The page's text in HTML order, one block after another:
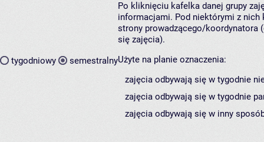
tygodniowy semestralny
Po kliknięciu kafelka danej grupy
informacjami. Pod niektórymi z nich
strony prowadzącego/koordynatora
się zajęcia).
Użyte na planie oznaczenia:
zajęcia odbywają się w tygodnie
zajęcia odbywają się w tygodnie
zajęcia odbywają się w inny